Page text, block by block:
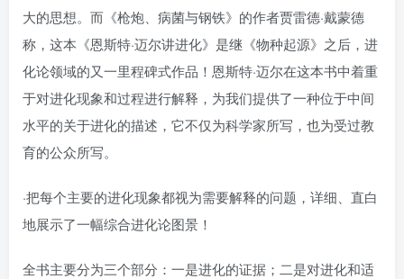
大的思想。而《枪炮、病菌与钢铁》的作者贾雷德·戴蒙德
称，这本《恩斯特·迈尔讲进化》是继《物种起源》之后，进
化论领域的又一里程碑式作品！恩斯特·迈尔在这本书中着重
于对进化现象和过程进行解释，为我们提供了一种位于中间
水平的关于进化的描述，它不仅为科学家所写，也为受过教
育的公众所写。
·把每个主要的进化现象都视为需要解释的问题，详细、直白
地展示了一幅综合进化论图景！
全书主要分为三个部分：一是进化的证据；二是对进化和适